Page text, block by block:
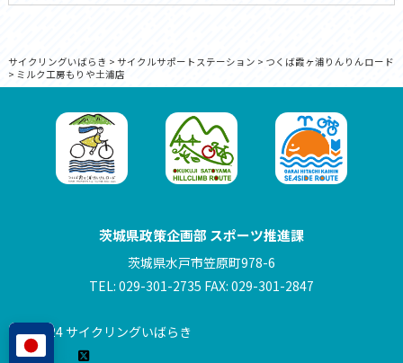
サイクリングいばらき > サイクルサポートステーション > つくば霞ヶ浦りんりんロード
> ミルク工房もりや土浦店
茨城県政策企画部 スポーツ推進課
茨城県水戸市笠原町978-6
TEL: 029-301-2735 FAX: 029-301-2847
© 2024 サイクリングいばらき